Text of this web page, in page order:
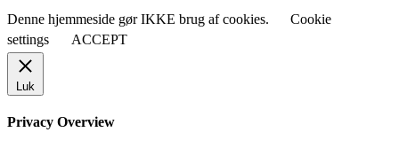
Denne hjemmeside gør IKKE brug af cookies.
Cookie
settings
ACCEPT
Luk
Privacy Overview